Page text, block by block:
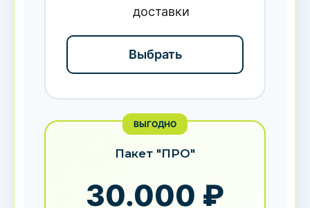
доставки
Выбрать
ВЫГОДНО
Пакет "ПРО"
30.000 ₽